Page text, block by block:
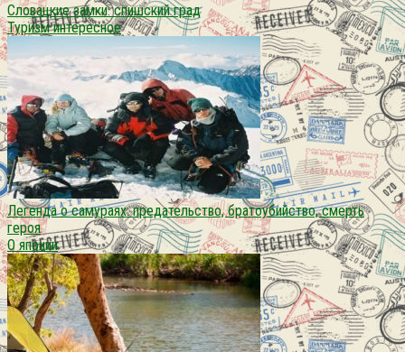
Словацкие замки: спишский град
Туризм интересное
Легенда о самураях: предательство, братоубийство, смерть
героя
О японии